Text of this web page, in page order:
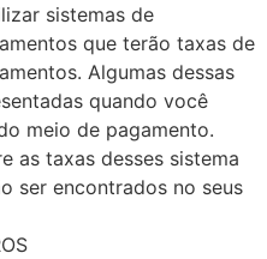
sistemas de
que terão taxas de
Algumas dessas
quando você
meio de pagamento.
as taxas desses sistema
ser encontrados no seus